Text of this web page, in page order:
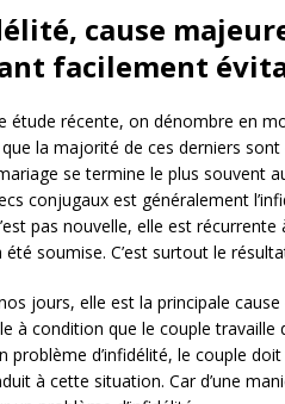
cause
facilement
étude récente, on dénombre en
la majorité de ces derniers sont
se termine le plus souvent
conjugaux est généralement
pas nouvelle, elle est
été soumise. C’est surtout le
jours, elle est la principale
à condition que le couple
problème d’infidélité, le couple
à cette situation. Car d’une